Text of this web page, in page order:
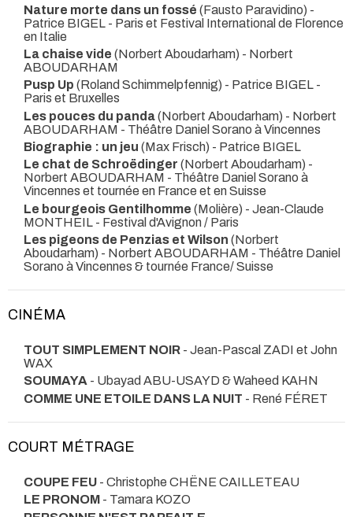
Nature morte dans un fossé (Fausto Paravidino) -
Patrice BIGEL - Paris et Festival International de Florence
en Italie
La chaise vide (Norbert Aboudarham) - Norbert
ABOUDARHAM
Pusp Up (Roland Schimmelpfennig) - Patrice BIGEL -
Paris et Bruxelles
Les pouces du panda(Norbert Aboudarham) - Norbert
ABOUDARHAM - Théâtre Daniel Sorano à Vincennes
Biographie : un jeu (Max Frisch) - Patrice BIGEL
Le chat de Schroëdinger (Norbert Aboudarham) -
Norbert ABOUDARHAM - Théâtre Daniel Sorano à
Vincennes et tournée en France et en Suisse
Le bourgeois Gentilhomme (Molière) - Jean-Claude
MONTHEIL - Festival d'Avignon / Paris
Les pigeons de Penzias et Wilson (Norbert
Aboudarham) - Norbert ABOUDARHAM - Théâtre Daniel
Sorano à Vincennes & tournée France/ Suisse
CINÉMA
TOUT SIMPLEMENT NOIR - Jean-Pascal ZADI et John
WAX
SOUMAYA - Ubayad ABU-USAYD & Waheed KAHN
COMME UNE ETOILE DANS LA NUIT - René FÉRET
COURT MÉTRAGE
COUPE FEU - Christophe CHËNE CAILLETEAU
LE PRONOM - Tamara KOZO